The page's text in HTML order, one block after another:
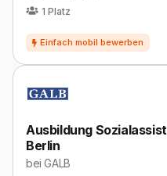
1 Platz
Ausbildung
Berlin
beiGALB